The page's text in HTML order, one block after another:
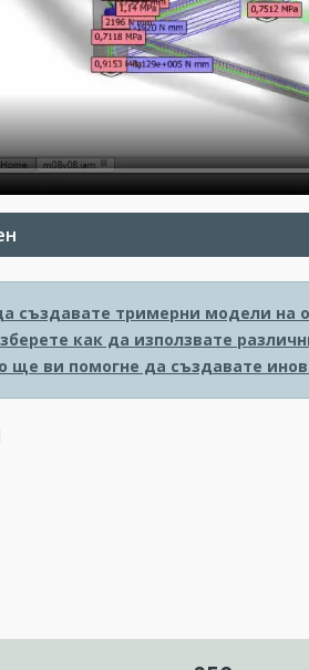
създавате тримерни модели
как да използвате
ще ви помогне да създавате